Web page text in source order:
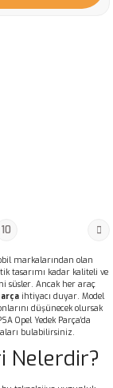
10
markalarından olan
tasarımı kadar kaliteli ve
süsler. Ancak her araç
ihtiyacı duyar. Model
düşünecek olursak
Opel Yedek Parça’da
bulabilirsiniz.
Nelerdir?